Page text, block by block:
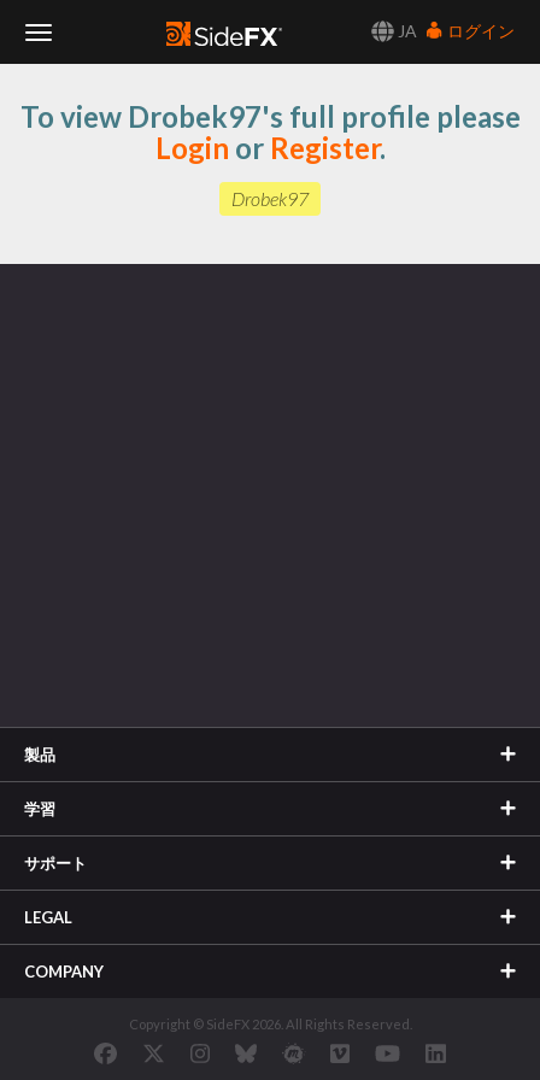
JA
ログイン
Navigation
To view Drobek97's full profile please
Login or Register.
Drobek97
製品
学習
サポート
LEGAL
COMPANY
Copyright © SideFX 2026. All Rights Reserved.